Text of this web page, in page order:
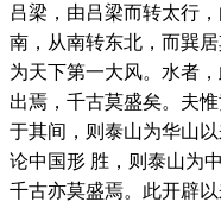
吕梁，由吕梁而转太行
南，从南转东北，而巽
为天下第一大风。水者
出焉，千古莫盛矣。夫
于其间，则泰山为华山
论中国形 胜，则泰山为
千古亦莫盛焉。此开辟